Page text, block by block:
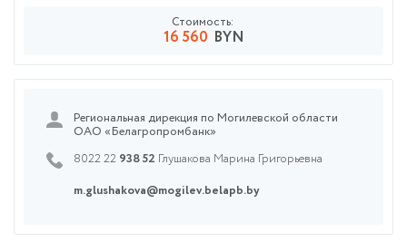
Стоимость:
16 560 BYN
Региональная дирекция по Могилевской области
ОАО «Белагропромбанк»
8022 22 938 52 Глушакова Марина Григорьевна
m.glushakova@mogilev.belapb.by